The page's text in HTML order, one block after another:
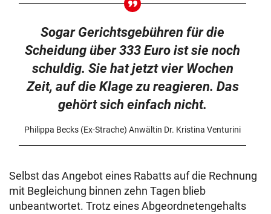
Sogar Gerichtsgebühren für die
Scheidung über 333 Euro ist sie noch
schuldig. Sie hat jetzt vier Wochen
Zeit, auf die Klage zu reagieren. Das
gehört sich einfach nicht.
Philippa Becks (Ex-Strache) Anwältin Dr. Kristina Venturini
Selbst das Angebot eines Rabatts auf die Rechnung
mit Begleichung binnen zehn Tagen blieb
unbeantwortet. Trotz eines Abgeordnetengehalts